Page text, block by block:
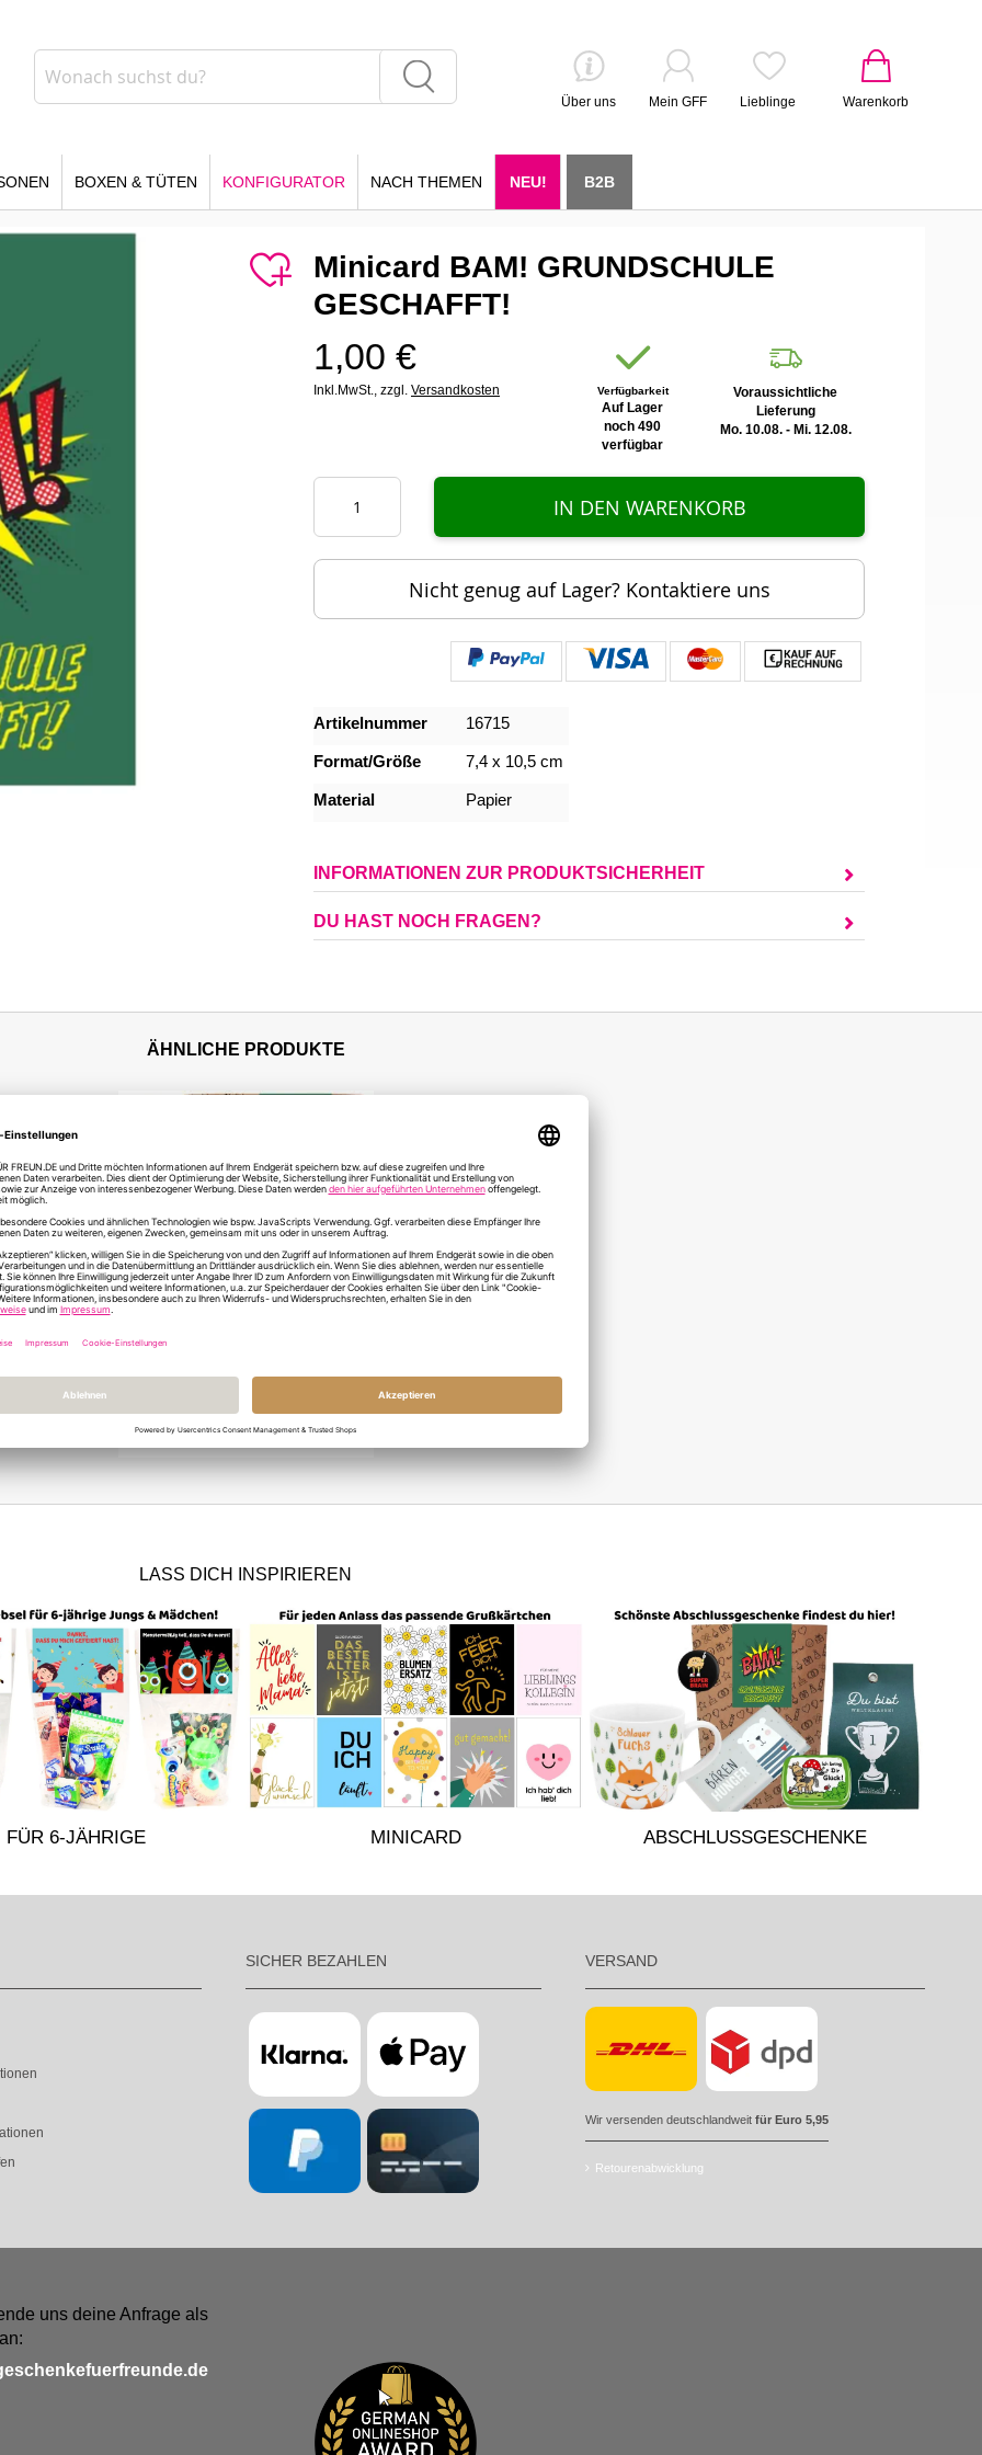
Warenkorb
Über uns Mein GFF Lieblinge
BOXEN & TÜTEN KONFIGURATOR NACH THEMEN NEU! B2B
Minicard BAM! GRUNDSCHULE
GESCHAFFT!
1,00 €
Inkl.MwSt., zzgl. Versandkosten Verfügbarkeit
Auf Lager
noch 490
verfügbar
Voraussichtliche
Lieferung
Mo. 10.08. - Mi. 12.08.
IN DEN WARENKORB
Nicht genug auf Lager? Kontaktiere uns
Mehr
Artikelnummer 16715
Format/Größe 7,4 x 10,5 cm
Material Papier
INFORMATIONEN ZUR PRODUKTSICHERHEIT
DU HAST NOCH FRAGEN?
ÄHNLICHE PRODUKTE
GESCHAFFT! - zum Befüllen
3,00 €
LASS DICH INSPIRIEREN
FÜR 6-JÄHRIGE MINICARD ABSCHLUSSGESCHENKE
SICHER BEZAHLEN VERSAND
Wir versenden deutschlandweit für Euro 5,95
Retourenabwicklung
uns deine Anfrage als